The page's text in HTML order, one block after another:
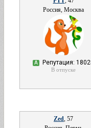
Россия, Москва
А Репутация:
В отпуске
Zed, 57